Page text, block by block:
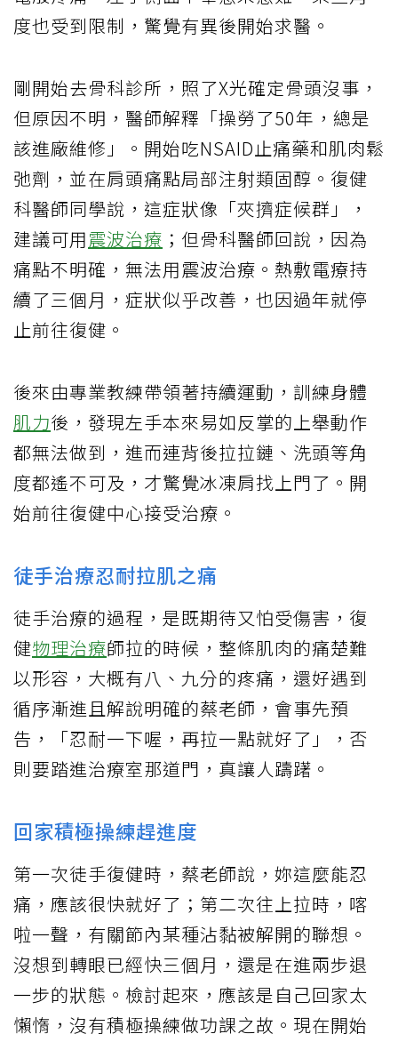
度也受到限制，驚覺有異後開始求醫。
剛開始去骨科診所，照了X光確定骨頭沒事，
但原因不明，醫師解釋「操勞了50年，總是
該進廠維修」。開始吃NSAID止痛藥和肌肉鬆
弛劑，並在肩頭痛點局部注射類固醇。復健
科醫師同學說，這症狀像「夾擠症候群」，
建議可用震波治療 ；但骨科醫師回說，因為
痛點不明確，無法用震波治療。熱敷電療持
續了三個月，症狀似乎改善，也因過年就停
止前往復健。
後來由專業教練帶領著持續運動，訓練身體
肌力後，發現左手本來易如反掌的上舉動作
都無法做到，進而連背後拉拉鏈、洗頭等角
度都遙不可及，才驚覺冰凍肩找上門了。開
始前往復健中心接受治療。
徒手治療忍耐拉肌之痛
徒手治療的過程，是既期待又怕受傷害，復
健物理治療師拉的時候，整條肌肉的痛楚難
以形容，大概有八、九分的疼痛，還好遇到
循序漸進且解說明確的蔡老師，會事先預
告，「忍耐一下喔，再拉一點就好了」，否
則要踏進治療室那道門，真讓人躊躇。
回家積極操練趕進度
第一次徒手復健時，蔡老師說，妳這麼能忍
痛，應該很快就好了；第二次往上拉時，喀
啦一聲，有關節內某種沾黏被解開的聯想。
沒想到轉眼已經快三個月，還是在進兩步退
一步的狀態。檢討起來，應該是自己回家太
懶惰，沒有積極操練做功課之故。現在開始